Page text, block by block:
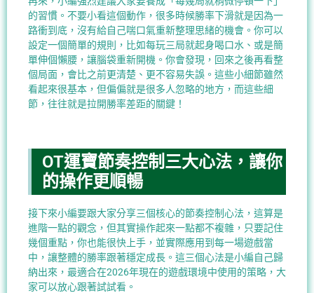
的習慣。不要小看這個動作，很多時候勝率下滑就是因為一
路衝到底，沒有給自己喘口氣重新整理思緒的機會。你可以
設定一個簡單的規則，比如每玩三局就起身喝口水、或是簡
單伸個懶腰，讓腦袋重新開機。你會發現，回來之後再看整
個局面，會比之前更清楚、更不容易失誤。這些小細節雖然
看起來很基本，但偏偏就是很多人忽略的地方，而這些細
節，往往就是拉開勝率差距的關鍵！
OT運寶節奏控制三大心法，讓你
的操作更順暢
接下來小編要跟大家分享三個核心的節奏控制心法，這算是
進階一點的觀念，但其實操作起來一點都不複雜，只要記住
幾個重點，你也能很快上手，並實際應用到每一場遊戲當
中，讓整體的勝率跟著穩定成長。這三個心法是小編自己歸
納出來，最適合在2026年現在的遊戲環境中使用的策略，大
家可以放心跟著試試看。